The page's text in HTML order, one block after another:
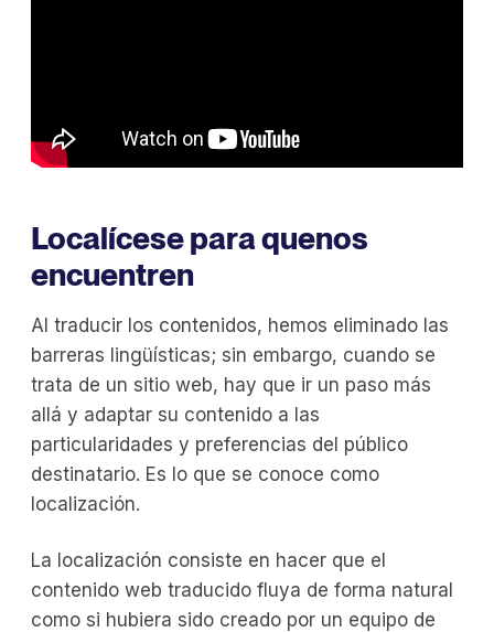
‍Localícese para quenos
encuentren
Al traducir los contenidos, hemos eliminado las
barreras lingüísticas; sin embargo, cuando se
trata de un sitio web, hay que ir un paso más
allá y adaptar su contenido a las
particularidades y preferencias del público
destinatario. Es lo que se conoce como
localización.
La localización consiste en hacer que el
contenido web traducido fluya de forma natural
como si hubiera sido creado por un equipo de